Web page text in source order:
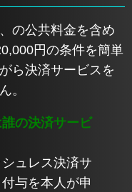
の公共料金を含め
円の条件を簡単
ら決済サービスを
。
の決済サービ
ュレス決済サ
与を本人が申